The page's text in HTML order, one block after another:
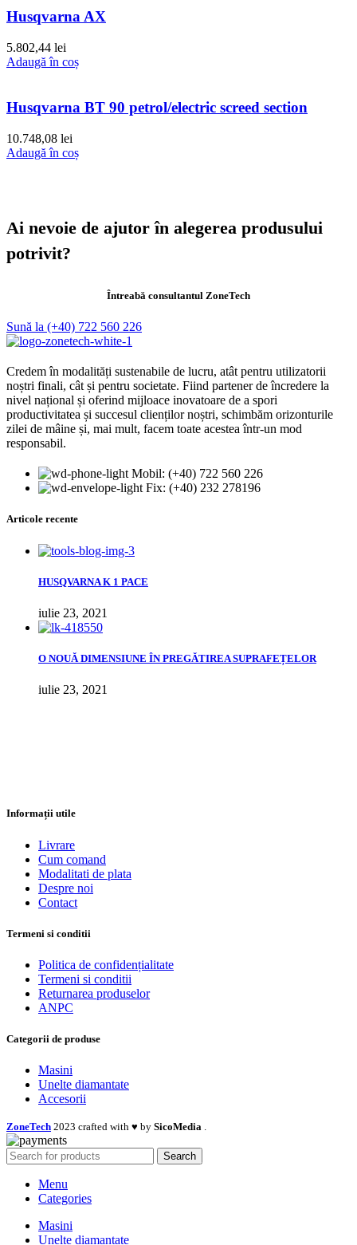
Husqvarna AX
5.802,44 lei
Adaugă în coș
Husqvarna BT 90 petrol/electric screed section
10.748,08 lei
Adaugă în coș
Ai nevoie de ajutor în alegerea produsului
potrivit?
Întreabă consultantul ZoneTech
Sună la (+40) 722 560 226
Credem în modalități sustenabile de lucru, atât pentru utilizatorii
noștri finali, cât și pentru societate. Fiind partener de încredere la
nivel național și oferind mijloace inovatoare de a spori
productivitatea și succesul clienților noștri, schimbăm orizonturile
zilei de mâine și, mai mult, facem toate acestea într-un mod
responsabil.
Mobil: (+40) 722 560 226
Fix: (+40) 232 278196
Articole recente
HUSQVARNA K 1 PACE
iulie 23, 2021
О NOUĂ DIMENSIUNE ÎN PREGĂTIREA SUPRAFEȚELOR
iulie 23, 2021
Informații utile
Livrare
Cum comand
Modalitati de plata
Despre noi
Contact
Termeni si conditii
Politica de confidențialitate
Termeni si conditii
Returnarea produselor
ANPC
Categorii de produse
Masini
Unelte diamantate
Accesorii
ZoneTech 2023 crafted with ♥ by SicoMedia .
Search
Menu
Categories
Masini
Unelte diamantate